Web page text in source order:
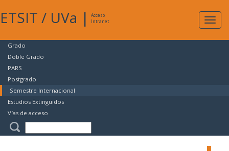
ETSIT / UVa |
Acceso
Intranet
Grado
Doble Grado
PARS
Postgrado
Semestre Internacional
Estudios Extinguidos
Vías de acceso